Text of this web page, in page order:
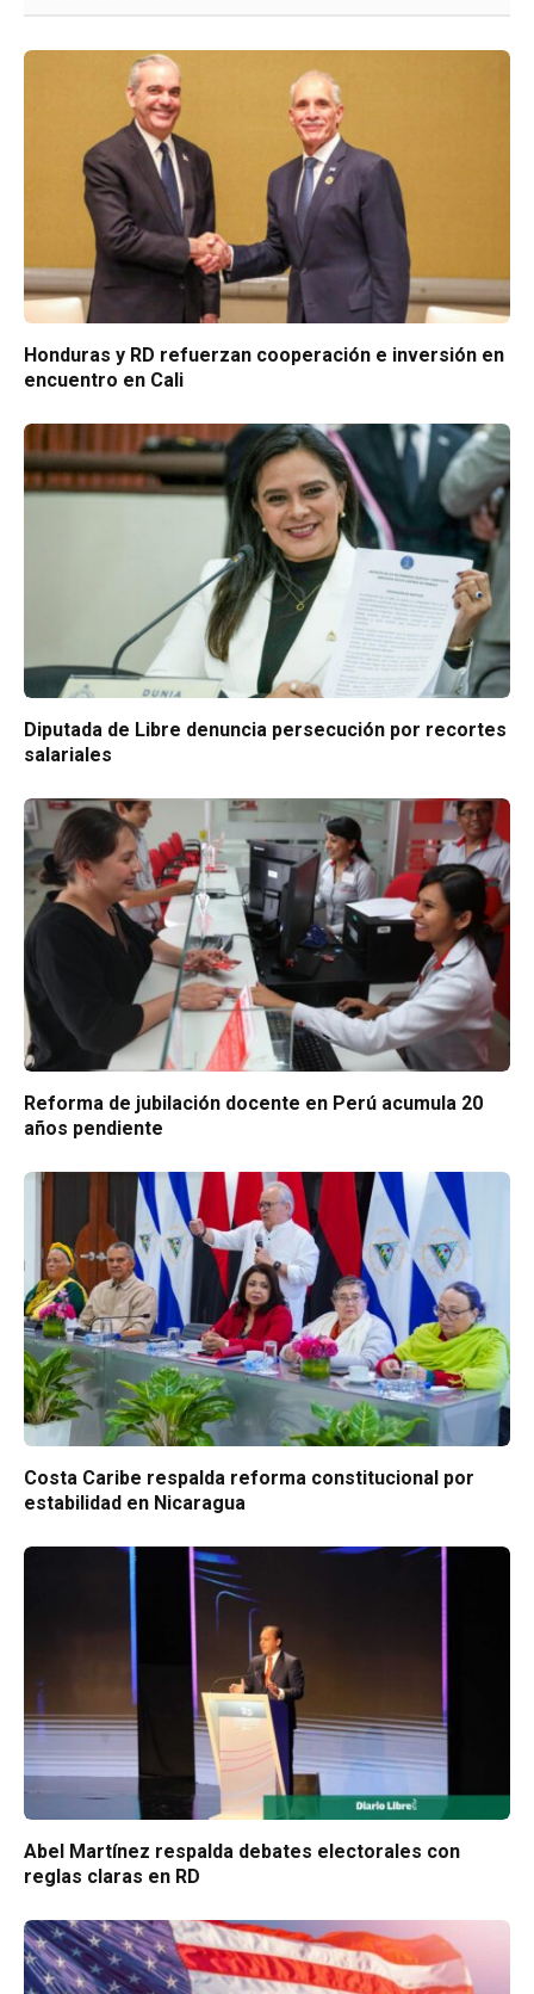
Honduras y RD refuerzan cooperación e inversión en
encuentro en Cali
Diputada de Libre denuncia persecución por recortes
salariales
Reforma de jubilación docente en Perú acumula 20
años pendiente
Costa Caribe respalda reforma constitucional por
estabilidad en Nicaragua
Abel Martínez respalda debates electorales con
reglas claras en RD